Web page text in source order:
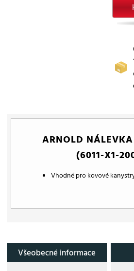
ARNOLD
(6011-X1-
Vhodné pro kovové
Všeobecné informace